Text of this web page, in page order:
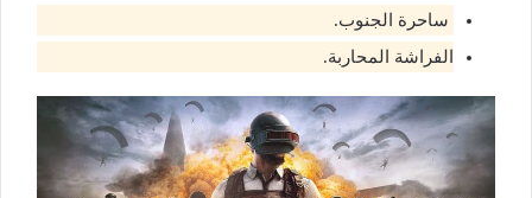
ساحرة الجنوب.
الفراشة المحاربة.